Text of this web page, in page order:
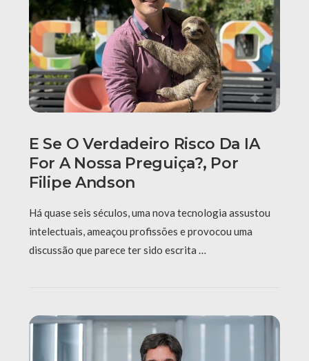
E Se O Verdadeiro Risco Da IA
For A Nossa Preguiça?, Por
Filipe Andson
Há quase seis séculos, uma nova tecnologia assustou
intelectuais, ameaçou profissões e provocou uma
discussão que parece ter sido escrita …